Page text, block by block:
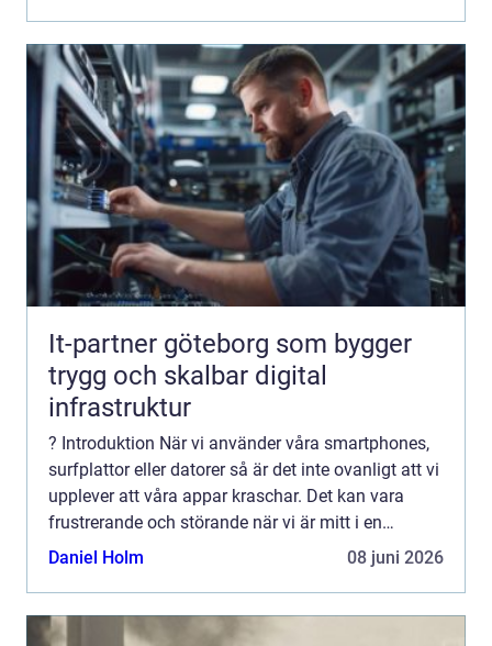
It-partner göteborg som bygger
trygg och skalbar digital
infrastruktur
? Introduktion När vi använder våra smartphones,
surfplattor eller datorer så är det inte ovanligt att vi
upplever att våra appar kraschar. Det kan vara
frustrerande och störande när vi är mitt i en
aktivitet eller när vi behöver använda en specifik ...
Daniel Holm 08 juni 2026